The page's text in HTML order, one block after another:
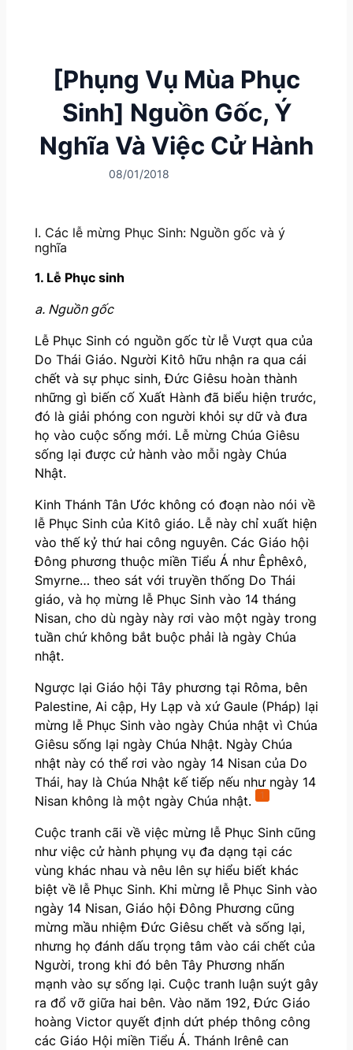
[Phụng Vụ Mùa Phục
Sinh] Nguồn Gốc, Ý
Nghĩa Và Việc Cử Hành
08/01/2018
I. Các lễ mừng Phục Sinh: Nguồn gốc và ý
nghĩa
1. Lễ Phục sinh
a. Nguồn gốc
Lễ Phục Sinh có nguồn gốc từ lễ Vượt qua của
Do Thái Giáo. Người Kitô hữu nhận ra qua cái
chết và sự phục sinh, Đức Giêsu hoàn thành
những gì biến cố Xuất Hành đã biểu hiện trước,
đó là giải phóng con người khỏi sự dữ và đưa
họ vào cuộc sống mới. Lễ mừng Chúa Giêsu
sống lại được cử hành vào mỗi ngày Chúa
Nhật.
Kinh Thánh Tân Ước không có đoạn nào nói về
lễ Phục Sinh của Kitô giáo. Lễ này chỉ xuất hiện
vào thế kỷ thứ hai công nguyên. Các Giáo hội
Đông phương thuộc miền Tiểu Á như Êphêxô,
Smyrne… theo sát với truyền thống Do Thái
giáo, và họ mừng lễ Phục Sinh vào 14 tháng
Nisan, cho dù ngày này rơi vào một ngày trong
tuần chứ không bắt buộc phải là ngày Chúa
nhật.
Ngược lại Giáo hội Tây phương tại Rôma, bên
Palestine, Ai cập, Hy Lạp và xứ Gaule (Pháp) lại
mừng lễ Phục Sinh vào ngày Chúa nhật vì Chúa
Giêsu sống lại ngày Chúa Nhật. Ngày Chúa
nhật này có thể rơi vào ngày 14 Nisan của Do
Thái, hay là Chúa Nhật kế tiếp nếu như ngày 14
Nisan không là một ngày Chúa nhật.
1
Cuộc tranh cãi về việc mừng lễ Phục Sinh cũng
như việc cử hành phụng vụ đa dạng tại các
vùng khác nhau và nêu lên sự hiểu biết khác
biệt về lễ Phục Sinh. Khi mừng lễ Phục Sinh vào
ngày 14 Nisan, Giáo hội Đông Phương cũng
mừng mầu nhiệm Đức Giêsu chết và sống lại,
nhưng họ đánh dấu trọng tâm vào cái chết của
Người, trong khi đó bên Tây Phương nhấn
mạnh vào sự sống lại. Cuộc tranh luận suýt gây
ra đổ vỡ giữa hai bên. Vào năm 192, Đức Giáo
hoàng Victor quyết định dứt phép thông công
các Giáo Hội miền Tiểu Á. Thánh Irênê can